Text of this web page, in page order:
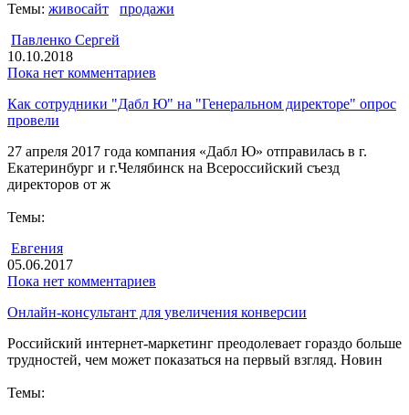
Темы: живосайт
продажи
Павленко Сергей
10.10.2018
Пока нет комментариев
Как сотрудники "Дабл Ю" на "Генеральном директоре" опрос
провели
27 апреля 2017 года компания «Дабл Ю» отправилась в г.
Екатеринбург и г.Челябинск на Всероссийский съезд
директоров от ж
Темы:
Евгения
05.06.2017
Пока нет комментариев
Онлайн-консультант для увеличения конверсии
Российский интернет-маркетинг преодолевает гораздо больше
трудностей, чем может показаться на первый взгляд. Новин
Темы: